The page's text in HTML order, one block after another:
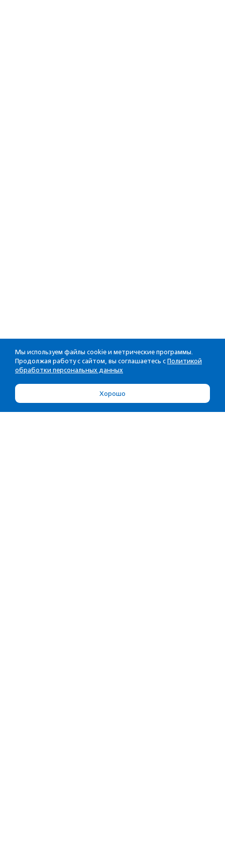
Мы используем файлы cookie и метрические программы.
Продолжая работу с сайтом, вы соглашаетесь с Политикой
обработки персональных данных
Хорошо